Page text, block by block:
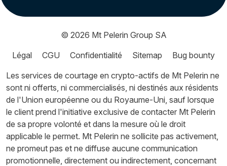
© 2026 Mt Pelerin Group SA
Légal
CGU Confidentialité Sitemap
Bug bounty
Les services de courtage en crypto-actifs de Mt Pelerin ne
sont ni offerts, ni commercialisés, ni destinés aux résidents
de l'Union européenne ou du Royaume-Uni, sauf lorsque
le client prend l'initiative exclusive de contacter Mt Pelerin
de sa propre volonté et dans la mesure où le droit
applicable le permet. Mt Pelerin ne sollicite pas activement,
ne promeut pas et ne diffuse aucune communication
promotionnelle, directement ou indirectement, concernant